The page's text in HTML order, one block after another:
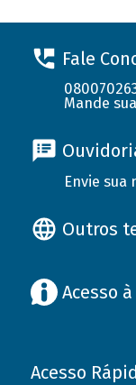
Fale
Mande
Envie sua
Outros
Acesso
Acesso